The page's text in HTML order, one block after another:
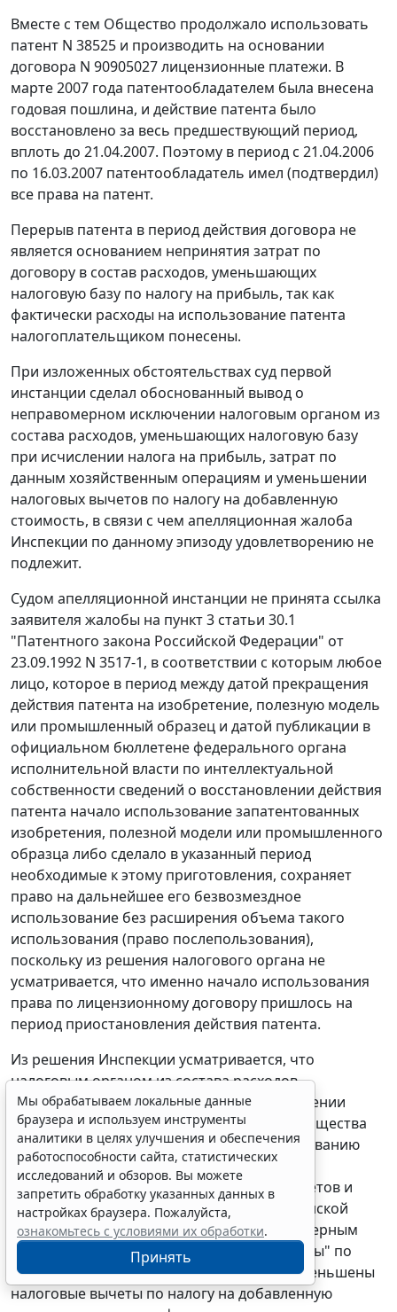
Вместе с тем Общество продолжало использовать
патент N 38525 и производить на основании
договора N 90905027 лицензионные платежи. В
марте 2007 года патентообладателем была внесена
годовая пошлина, и действие патента было
восстановлено за весь предшествующий период,
вплоть до 21.04.2007. Поэтому в период с 21.04.2006
по 16.03.2007 патентообладатель имел (подтвердил)
все права на патент.
Перерыв патента в период действия договора не
является основанием непринятия затрат по
договору в состав расходов, уменьшающих
налоговую базу по налогу на прибыль, так как
фактически расходы на использование патента
налогоплательщиком понесены.
При изложенных обстоятельствах суд первой
инстанции сделал обоснованный вывод о
неправомерном исключении налоговым органом из
состава расходов, уменьшающих налоговую базу
при исчислении налога на прибыль, затрат по
данным хозяйственным операциям и уменьшении
налоговых вычетов по налогу на добавленную
стоимость, в связи с чем апелляционная жалоба
Инспекции по данному эпизоду удовлетворению не
подлежит.
Судом апелляционной инстанции не принята ссылка
заявителя жалобы на пункт 3 статьи 30.1
"Патентного закона Российской Федерации" от
23.09.1992 N 3517-1, в соответствии с которым любое
лицо, которое в период между датой прекращения
действия патента на изобретение, полезную модель
или промышленный образец и датой публикации в
официальном бюллетене федерального органа
исполнительной власти по интеллектуальной
собственности сведений о восстановлении действия
патента начало использование запатентованных
изобретения, полезной модели или промышленного
образца либо сделало в указанный период
необходимые к этому приготовления, сохраняет
право на дальнейшее его безвозмездное
использование без расширения объема такого
использования (право послепользования),
поскольку из решения налогового органа не
усматривается, что именно начало использования
права по лицензионному договору пришлось на
период приостановления действия патента.
Из решения Инспекции усматривается, что
налоговым органом из состава расходов,
уменьшающих налоговую базу при исчислении
налога на прибыль, исключены затраты Общества
на оплату маркетинговых услуг (по исследованию
рынка, поиску покупателей, подготовке и
заключению договоров на поставку самолетов и
комплектующих М-101Т училищам Гражданской
авиации (ГА)), оказанных закрытым акционерным
обществом "Новые региональные самолёты" по
договору от 23.11.2005 N 909005105/2, и уменьшены
налоговые вычеты по налогу на добавленную
Мы обрабатываем локальные данные
браузера и используем инструменты
аналитики в целях улучшения и обеспечения
работоспособности сайта, статистических
исследований и обзоров. Вы можете
запретить обработку указанных данных в
настройках браузера. Пожалуйста,
ознакомьтесь с условиями их обработки.
Принять